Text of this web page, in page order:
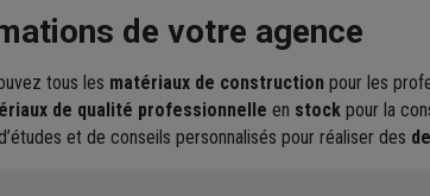
de votre agence
tous les matériaux de construction pour les
de qualité professionnelle en stock pour la
et de conseils personnalisés pour réaliser des